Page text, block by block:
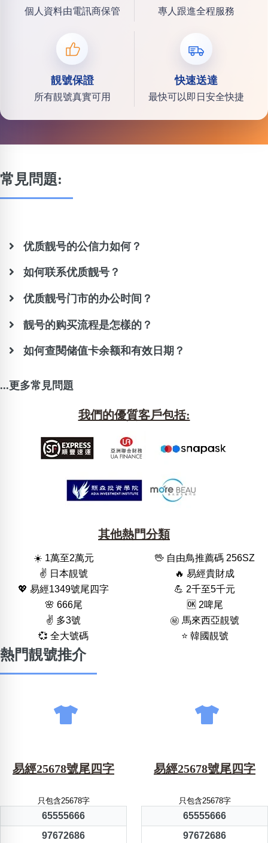
個人資料由電訊商保管 專人跟進全程服務
靚號保證
所有靚號真實可用
快速送達
最快可以即日安全快捷
常見問題:
优质靓号的公信力如何？
如何联系优质靓号？
优质靓号门市的办公时间？
靓号的购买流程是怎樣的？
如何查閱储值卡余额和有效日期？
...更多常見問題
我們的優質客戶包括:
其他熱門分類
☀️ 1萬至2萬元
🖖 自由鳥推薦碼 256SZ
✌️ 日本靚號
🔥 易經貴財成
💖 易經1349號尾四字
💪 2千至5千元
🌸 666尾
🆗️ 2啤尾
✌️ 多3號
㊙️ 馬來西亞靚號
💞 全大號碼
⭐️ 韓國靚號
熱門靚號推介
易經25678號尾四字
只包含25678字
65555666
97672686
易經25678號尾四字
只包含25678字
65555666
97672686